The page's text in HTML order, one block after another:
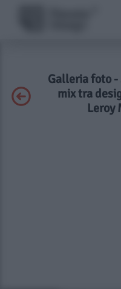
Galleria foto -
mix tra
Leroy